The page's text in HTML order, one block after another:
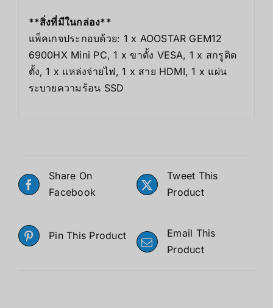
**สิ่งที่มีในกล่อง**
แพ็คเกจประกอบด้วย: 1 x AOOSTAR GEM12
6900HX Mini PC, 1 x ขาตั้ง VESA, 1 x สกรูติด
ตั้ง, 1 x แหล่งจ่ายไฟ, 1 x สาย HDMI, 1 x แผ่น
ระบายความร้อน SSD
Share On
Facebook
Tweet This
Product
Pin This Product
Email This
Product